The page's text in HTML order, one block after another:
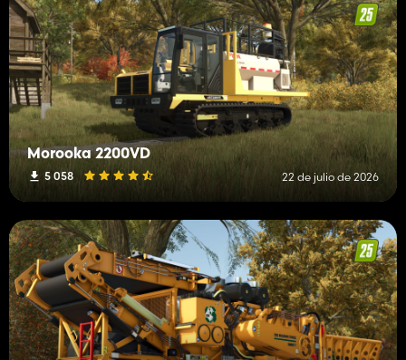
Morooka 2200VD
5 058 22 de julio de 2026